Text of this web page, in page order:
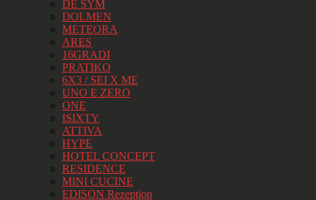
DE SYM
DOLMEN
METEORA
ARES
16GRADI
PRATIKO
6X3 / SEI X ME
UNO E ZERO
ONE
ISIXTY
ATTIVA
HYPE
HOTEL CONCEPT
RESIDENCE
MINI CUCINE
EDISON Rezeption